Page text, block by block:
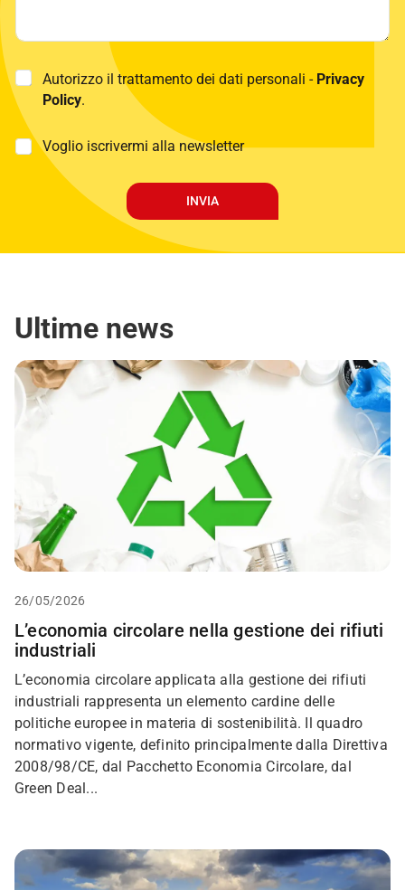
P
i
a
i
Autorizzo il trattamento dei dati personali - Privacy
Policy.
M
i
Voglio iscrivermi alla newsletter
INVIA
Ultime news
26/05/2026
L’economia circolare nella gestione dei rifiuti
industriali
L’economia circolare applicata alla gestione dei rifiuti
industriali rappresenta un elemento cardine delle
politiche europee in materia di sostenibilità. Il quadro
normativo vigente, definito principalmente dalla Direttiva
2008/98/CE, dal Pacchetto Economia Circolare, dal
Green Deal...